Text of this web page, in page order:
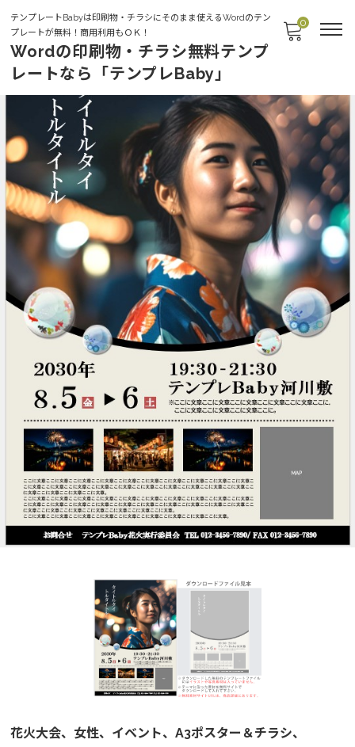
テンプレートBabyは印刷物・チラシにそのまま使えるWordのテン
プレートが無料！商用利用もＯＫ！
Wordの印刷物・チラシ無料テンプ
レートなら「テンプレBaby」
0
花火大会、女性、イベント、A3ポスター＆チラシ、